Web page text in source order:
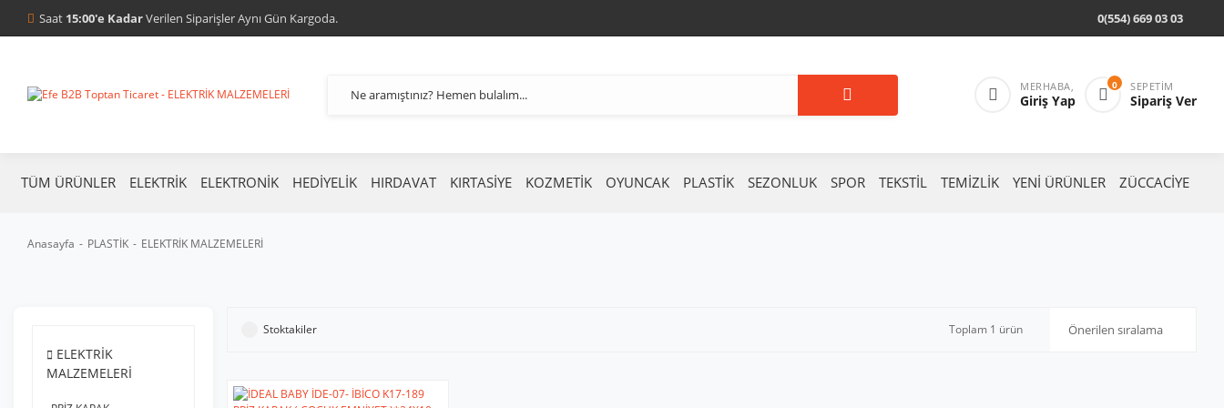
Saat 15:00'e KadarVerilen Siparişler Aynı Gün Kargoda. 0(554) 669 03 03
MERHABA,
Giriş Yap
0 SEPETIM
Sipariş Ver
TÜM ÜRÜNLER ELEKTRİK ELEKTRONİK HEDİYELİK HIRDAVAT KIRTASİYE KOZMETİK OYUNCAK PLASTİK SEZONLUK SPOR TEKSTİL TEMİZLİK YENİ ÜRÜNLER ZÜCCACİYE
Anasayfa PLASTİK ELEKTRİK MALZEMELERİ
ELEKTRİK
MALZEMELERİ
Stoktakiler Toplam 1 ürün